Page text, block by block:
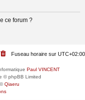
ce forum ?
Fuseau horaire sur UTC+02:00
Paul VINCENT
© phpBB Limited
©Qiaeru